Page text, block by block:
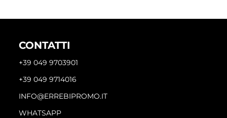
CONTATTI
+39 049 9703901
+39 049 9714016
INFO@ERREBIPROMO.IT
WHATSAPP